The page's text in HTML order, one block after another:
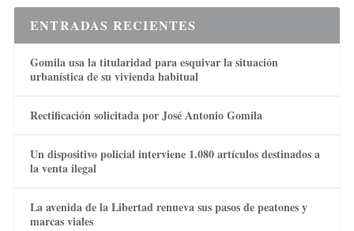
ENTRADAS RECIENTES
Gomila usa la titularidad para esquivar la situación
urbanística de su vivienda habitual
Rectificación solicitada por José Antonio Gomila
Un dispositivo policial interviene 1.080 artículos destinados a
la venta ilegal
La avenida de la Libertad renueva sus pasos de peatones y
marcas viales